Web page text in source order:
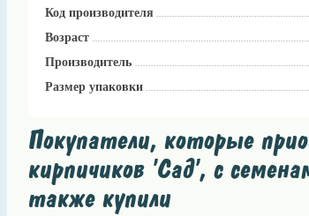
Код производителя
Возраст
Производитель
Размер упаковки
Покупатели, которые
кирпичиков 'Сад', с
также купили